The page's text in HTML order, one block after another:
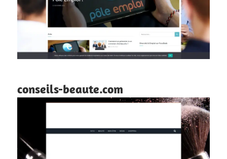
conseils-beaute.com